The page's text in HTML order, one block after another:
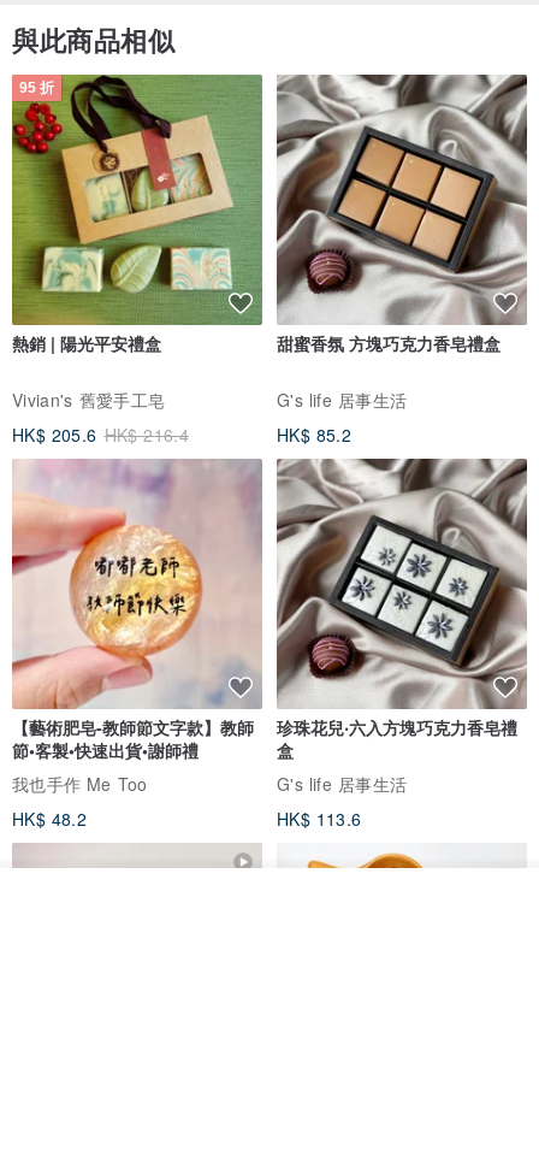
與此商品相似
95 折
熱銷 | 陽光平安禮盒
Vivian's 舊愛手工皂
HK$ 205.6 HK$ 216.4
甜蜜香氛 方塊巧克力香皂禮盒
G's life 居事生活
HK$ 85.2
【藝術肥皂-教師節文字款】教師
節•客製•快速出貨•謝師禮
我也手作 Me Too
HK$ 48.2
珍珠花兒‧六入方塊巧克力香皂禮
盒
G's life 居事生活
HK$ 113.6